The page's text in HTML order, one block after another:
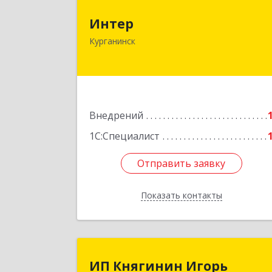
Интер
Курганинск
Внедрений
1
1С:Специалист
1
Отправить заявку
Показать контакты
Курганинск г, Матросова ул, дом №
Отправить заявку
Назад
ИП Княгинин Игорь